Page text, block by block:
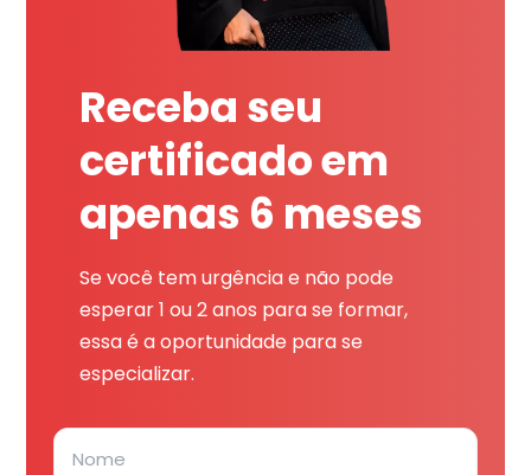
Receba seu
certificado em
apenas 6 meses
Se você tem urgência e não pode
esperar 1 ou 2 anos para se formar,
essa é a oportunidade para se
especializar.